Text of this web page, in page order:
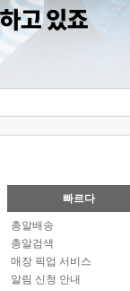
빠르다
총알배송
총알검색
매장 픽업 서비스
알림 신청 안내